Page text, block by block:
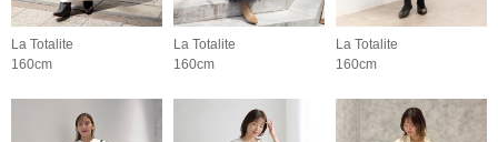
La Totalite
160cm
La Totalite
160cm
La Totalite
160cm